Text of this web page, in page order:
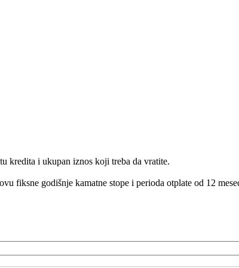
kredita i ukupan iznos koji treba da vratite.
fiksne godišnje kamatne stope i perioda otplate od 12